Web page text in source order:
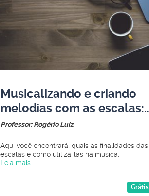
Musicalizando e criando
melodias com as escalas:
Aulas
Professor: Rogério Luiz
Aqui você encontrará, quais as finalidades das
escalas e como utilizá-las na música.
Leia mais...
Grátis